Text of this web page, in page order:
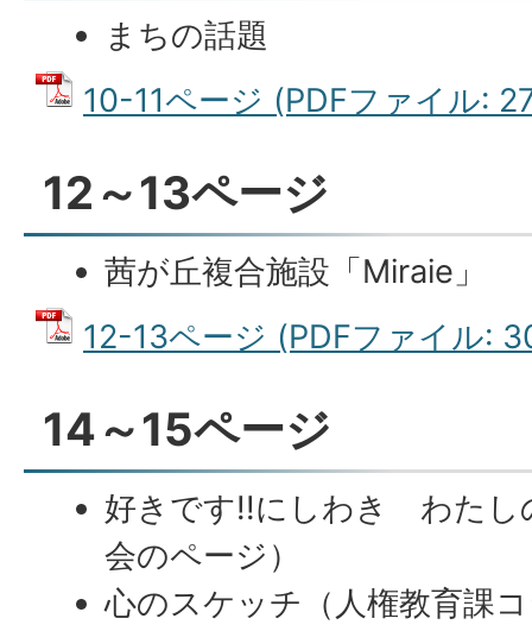
まちの話題
10-11ページ (PDFファイル:
12～13ページ
茜が丘複合施設「Miraie」
12-13ページ (PDFファイル:
14～15ページ
好きです!!にしわき わたし
会のページ）
心のスケッチ（人権教育課